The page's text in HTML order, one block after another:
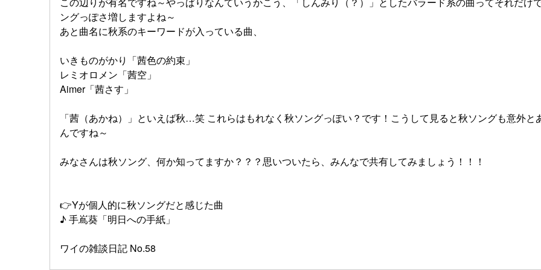
ングっぽさ増しますよね～
あと曲名に秋系のキーワードが入っている曲、
いきものがかり「茜色の約束」
レミオロメン「茜空」
Aimer「茜さす」
「茜（あかね）」といえば秋…笑 これらはもれなく秋ソングっぽい？です！こうして見ると秋ソングも意外と
んですね～
みなさんは秋ソング、何か知ってますか？？？思いついたら、みんなで共有してみましょう！！！
👉️Yが個人的に秋ソングだと感じた曲
♪ 手嶌葵「明日への手紙」
ワイの雑談日記 No.58